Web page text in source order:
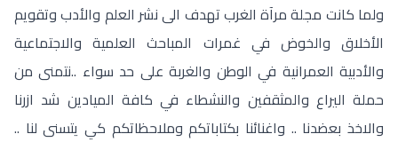
ولما كانت مجلة مرآة الغرب تهدف الى نشر العلم والأدب وتقويم
الأخلاق والخوض في غمرات المباحث العلمية والاجتماعية
والأدبية العمرانية في الوطن والغربة على حد سواء ..نتمنى من
حملة اليراع والمثقفين والنشطاء في كافة الميادين شد ازرنا
والاخذ بعضدنا .. واغنائنا بكتاباتكم وملاحظاتكم كي يتسنى لنا ..